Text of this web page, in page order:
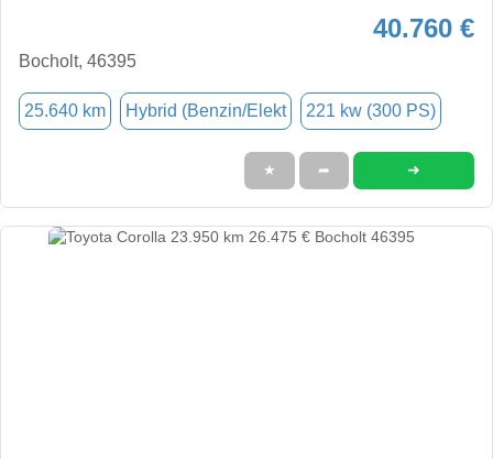
40.760 €
Bocholt, 46395
25.640 km Hybrid (Benzin/Elekt 221 kw (300 PS)
★ ➦ ➜